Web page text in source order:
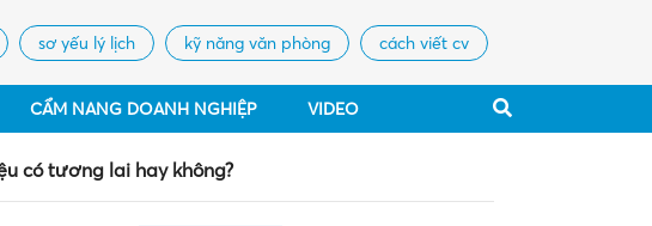
sơ yếu lý lịch kỹ năng văn phòng cách viết cv
CẨM NANG DOANH NGHIỆP VIDEO
có tương lai hay không?